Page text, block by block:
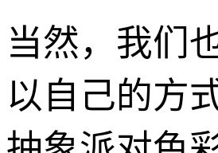
当然，我们
以自己的方